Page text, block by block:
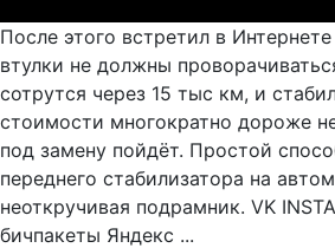
После этого встретил в
втулки не должны
сотрутся через 15 тыс км, и
стоимости многократно дороже
под замену пойдёт. Простой
переднего стабилизатора на
неоткручивая подрамник. VK
бичпакеты Яндекс ...